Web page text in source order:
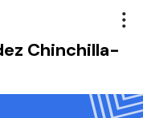
Chinchilla-